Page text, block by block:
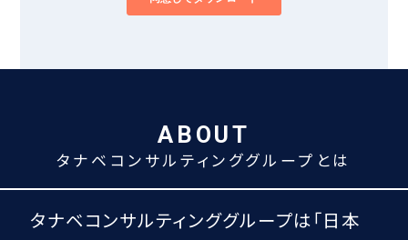
ABOUT
タナベコンサルティンググループとは
タナベコンサルティンググループは「日本